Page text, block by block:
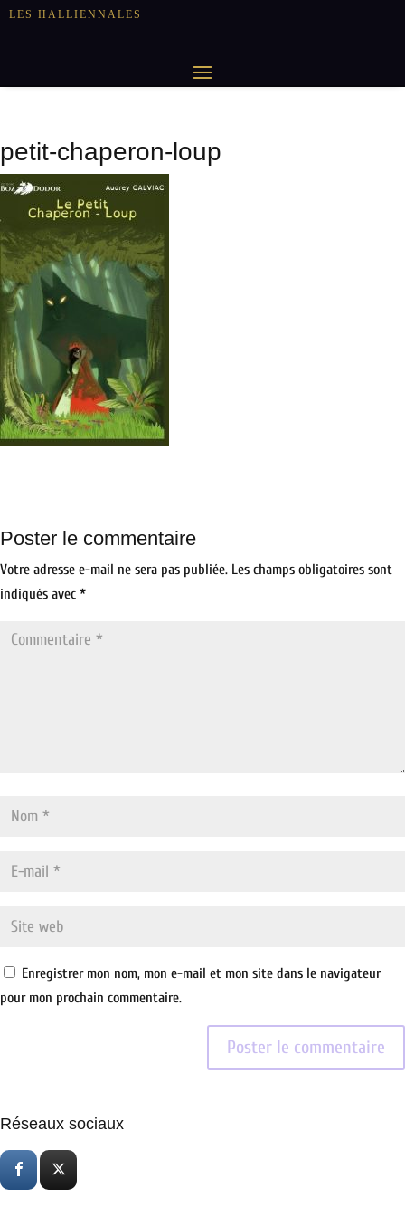
LES HALLIENNALES
petit-chaperon-loup
Poster le commentaire
Votre adresse e-mail ne sera pas publiée. Les champs obligatoires sont
indiqués avec *
Enregistrer mon nom, mon e-mail et mon site dans le navigateur
pour mon prochain commentaire.
Réseaux sociaux